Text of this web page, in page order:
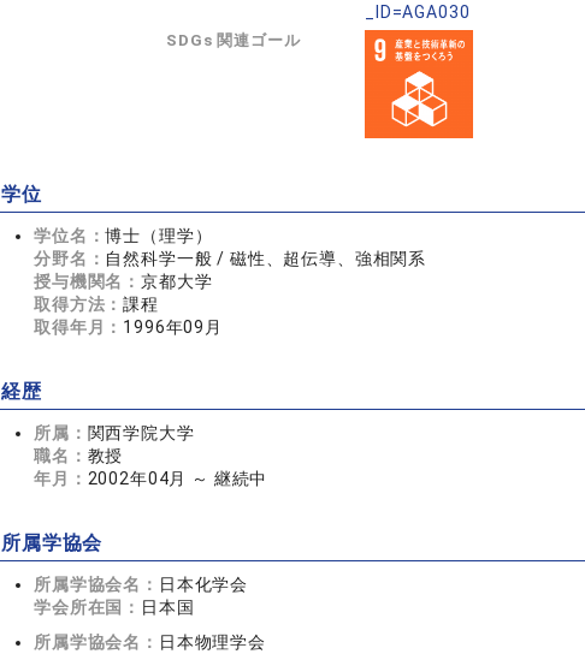
_ID=AGA030
SDGs 関連ゴール
学位
学位名：博士（理学）
分野名： 自然科学一般 / 磁性、超伝導、強相関系
授与機関名：京都大学
取得方法：課程
取得年月： 1996年09月
経歴
所属： 関西学院大学
職名： 教授
年月： 2002年04月 ～ 継続中
所属学協会
所属学協会名： 日本化学会
学会所在国： 日本国
所属学協会名： 日本物理学会